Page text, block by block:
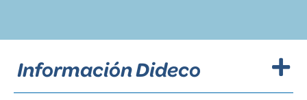
Información Dideco